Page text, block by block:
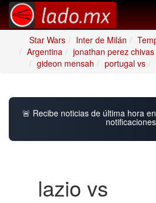
Star Wars
Inter de Milán
Argentina
jonathan perez chivas
gideon mensah
portugal vs
🚨 Recibe noticias de última hora
notificaciones
lazio vs